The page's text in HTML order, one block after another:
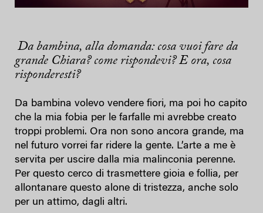
Da bambina, alla domanda: cosa vuoi fare da
grande Chiara? come rispondevi? E ora, cosa
risponderesti?
Da bambina volevo vendere fiori, ma poi ho capito
che la mia fobia per le farfalle mi avrebbe creato
troppi problemi. Ora non sono ancora grande, ma
nel futuro vorrei far ridere la gente. L’arte a me è
servita per uscire dalla mia malinconia perenne.
Per questo cerco di trasmettere gioia e follia, per
allontanare questo alone di tristezza, anche solo
per un attimo, dagli altri.